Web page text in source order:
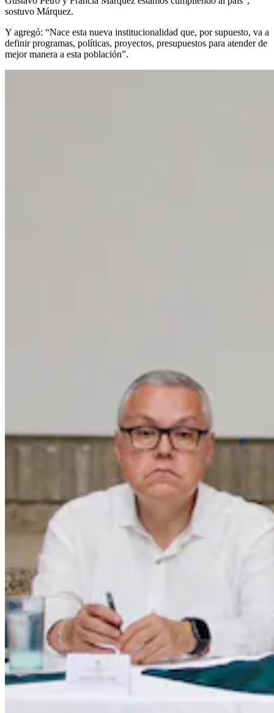
sostuvo Márquez.
Y agregó: “Nace esta nueva institucionalidad que, por supuesto, va a
definir programas, políticas, proyectos, presupuestos para atender de
mejor manera a esta población”.